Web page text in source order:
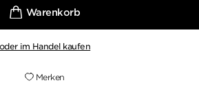
oder im Handel kaufen
Merken